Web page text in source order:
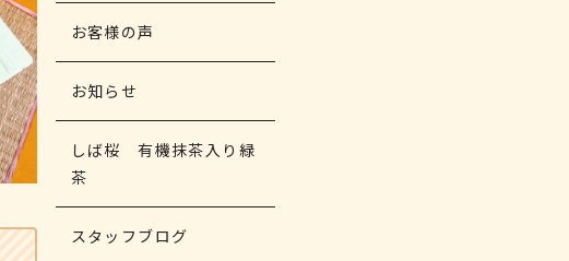
お客様の声
お知らせ
しば桜 有機抹茶入り緑
茶
スタッフブログ